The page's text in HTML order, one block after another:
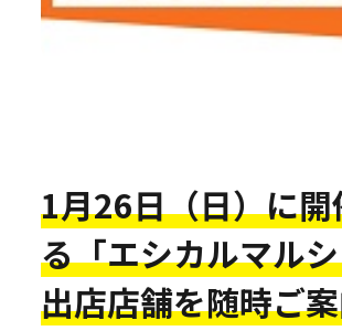
1月26日（日）に
る「エシカルマル
出店店舗を随時ご